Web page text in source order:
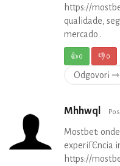
https://
qualidade,
mercado .
👍0 👎0
Odgovori ⇾
Mhhwql
Mostbet:
experiГЄncia
https://